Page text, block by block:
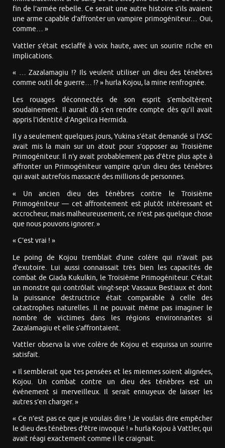
fin de l’armée rebelle. Ce serait une autre histoire s’ils avaient
une arme capable d’affronter un vampire primogéniteur… Oui,
comme… »
Vattler s’était esclaffé à voix haute, avec un sourire riche en
implications.
« … Zazalamagiu !? Ils veulent utiliser un dieu des ténèbres
comme outil de guerre… !? » hurla Kojou, la mine renfrognée.
Les rouages déconnectés de son esprit s’emboîtèrent
soudainement. Il aurait dû s’en rendre compte dès qu’il avait
appris l’identité d’Angelica Hermida.
Il y a seulement quelques jours, Yukina s’était demandé si l’ASC
avait mis la main sur un atout pour s’opposer au Troisième
Primogéniteur. Il n’y avait probablement pas d’être plus apte à
affronter un Primogéniteur vampire qu’un dieu des ténèbres
qui avait autrefois massacré des millions de personnes.
« Un ancien dieu des ténèbres contre le Troisième
Primogéniteur — cet affrontement est plutôt intéressant et
accrocheur, mais malheureusement, ce n’est pas quelque chose
que nous pouvons ignorer. »
« C’est vrai ! »
Le poing de Kojou tremblait d’une colère qui n’avait pas
d’exutoire. Lui aussi connaissait très bien les capacités de
combat de Giada Kukulkin, le Troisième Primogéniteur. C’était
un monstre qui contrôlait vingt-sept Vassaux Bestiaux et dont
la puissance destructrice était comparable à celle des
catastrophes naturelles. Il ne pouvait même pas imaginer le
nombre de victimes dans les régions environnantes si
Zazalamagiu et elle s’affrontaient.
Vattler observa la vive colère de Kojou et esquissa un sourire
satisfait.
« Il semblerait que tes pensées et les miennes soient alignées,
Kojou. Un combat contre un dieu des ténèbres est un
événement si merveilleux. Il serait ennuyeux de laisser les
autres s’en charger. »
« Ce n’est pas ce que je voulais dire ! Je voulais dire empêcher
le dieu des ténèbres d’être invoqué ! » hurla Kojou à Vattler, qui
avait réagi exactement comme il le craignait.